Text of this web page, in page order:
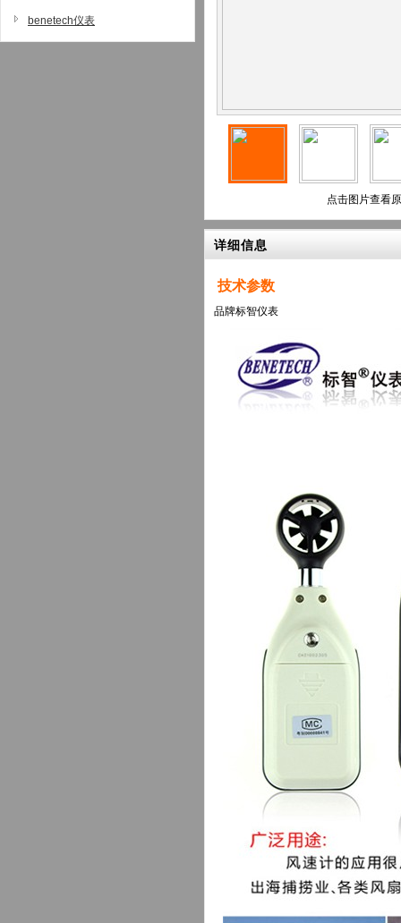
benetech仪表
点击图片查看
详细信息
技术参数
品牌标智仪表